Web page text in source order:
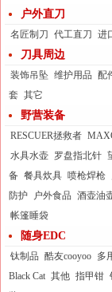
户外直刀
名匠制刀 代工直刀 进
刀具周边
装饰吊坠 维护用品 配
套 其它
野营装备
RESCUER拯救者
水具水壶 罗盘指北针
备 餐具炊具 喷枪焊枪
防护
户外食品 酒壶油
帐篷睡袋
随身EDC
钛制品 酷友cooyoo 多
Black Cat 其他 指甲钳